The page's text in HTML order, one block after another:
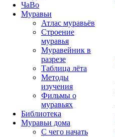
ЧаВо
Муравьи
Атлас муравьёв
Строение
муравья
Муравейник в
разрезе
Таблица лёта
Методы
изучения
Фильмы о
муравьях
Библиотека
Муравьи дома
С чего начать